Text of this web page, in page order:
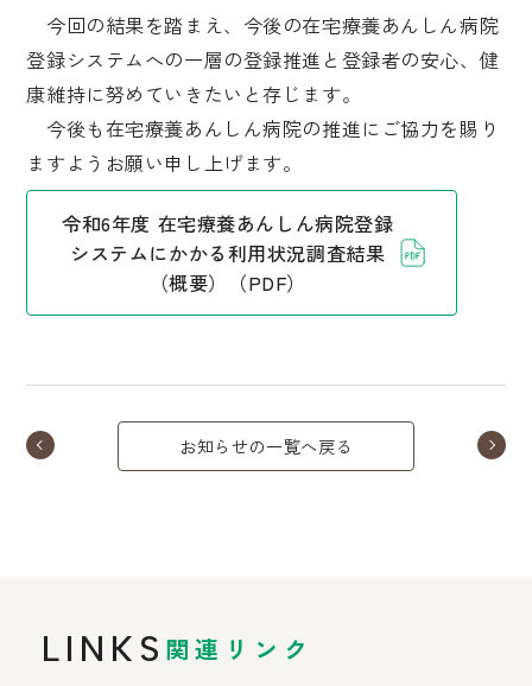
今回の結果を踏まえ、今後の在宅療養あんしん病院
登録システムへの一層の登録推進と登録者の安心、健
康維持に努めていきたいと存じます。
今後も在宅療養あんしん病院の推進にご協力を賜り
ますようお願い申し上げます。
令和6年度 在宅療養あんしん病院登録
システムにかかる利用状況調査結果
（概要）（PDF）
お知らせの一覧へ戻る
LINKS 関連リンク